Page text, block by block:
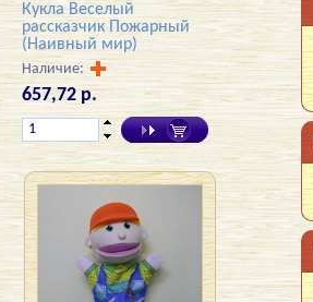
Кукла Веселый
рассказчик Пожарный
(Наивный мир)
Наличие:
657,72 р.